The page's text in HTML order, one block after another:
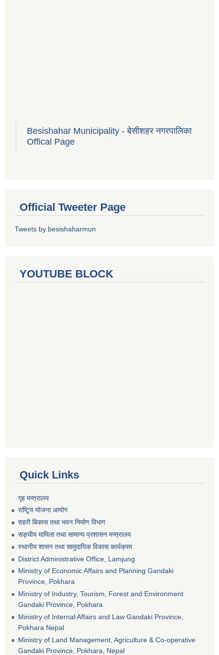
Besishahar Municipality - बेसीशहर नगरपालिका
Offical Page
Official Tweeter Page
Tweets by besishaharmun
YOUTUBE BLOCK
Quick Links
गृह मन्त्रालय
राष्टि्ृय योजना आयोग
शहरी बिकास तथा भवन निर्माण विभाग
सङ्घीय मामिला तथा सामान्य प्रशासन मन्त्रालय
स्थानीय शासन तथा सामुदायिक विकास कार्यक्रम
District Administrative Office, Lamjung
Ministry of Economic Affairs and Planning Gandaki
Province, Pokhara
Ministry of Industry, Tourism, Forest and Environment
Gandaki Province, Pokhara
Ministry of Internal Affairs and Law Gandaki Province,
Pokhara Nepal
Ministry of Land Management, Agriculture & Co-operative
Gandaki Province, Pokhara, Nepal